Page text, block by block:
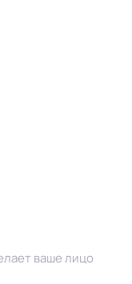
ваше лицо